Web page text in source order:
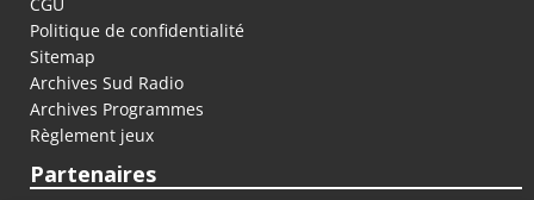
CGU
Politique de confidentialité
Sitemap
Archives Sud Radio
Archives Programmes
Règlement jeux
Partenaires